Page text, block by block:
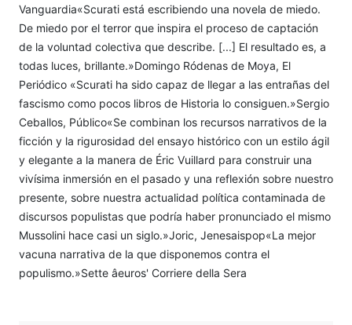
Vanguardia«Scurati está escribiendo una novela de miedo.
De miedo por el terror que inspira el proceso de captación
de la voluntad colectiva que describe. [...] El resultado es, a
todas luces, brillante.»Domingo Ródenas de Moya, El
Periódico «Scurati ha sido capaz de llegar a las entrañas del
fascismo como pocos libros de Historia lo consiguen.»Sergio
Ceballos, Público«Se combinan los recursos narrativos de la
ficción y la rigurosidad del ensayo histórico con un estilo ágil
y elegante a la manera de Éric Vuillard para construir una
vivísima inmersión en el pasado y una reflexión sobre nuestro
presente, sobre nuestra actualidad política contaminada de
discursos populistas que podría haber pronunciado el mismo
Mussolini hace casi un siglo.»Joric, Jenesaispop«La mejor
vacuna narrativa de la que disponemos contra el
populismo.»Sette âeuros' Corriere della Sera